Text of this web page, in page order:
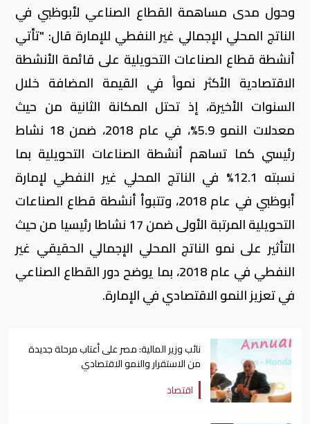
وحول مدى مساهمة القطاع الصناعي لأبوظبي في
الناتج المحلي الإجمالي غير النفطي للإمارة قال: "تأتي
أنشطة قطاع الصناعات التحويلية على قائمة الأنشطة
الاقتصادية الأكثر نمواً في القيمة المضافة خلال
السنوات الأخيرة، إذ تحتل المكانة الثانية من حيث
معدلات النمو 5.9%، في عام 2018، ضمن 18 نشاط
رئيسي كما تساهم أنشطة الصناعات التحويلية بما
نسبته 12.1% في الناتج المحلي غير النفطي لإمارة
أبوظبي في عام 2018، وتتبوأ أنشطة قطاع الصناعات
التحويلية المرتبة الأولى ضمن 17 نشاطا رئيسيا من حيث
التأثير على نمو الناتج المحلي الإجمالي الحقيقي غير
النفطي في عام 2018، بما يوضح دور القطاع الصناعي
في تعزيز النمو الاقتصادي في الإمارة.
نائب وزير المالية: مصر على أعتاب مرحلة جديدة
من الاستقرار والنمو الاقتصادي
اقتصاد